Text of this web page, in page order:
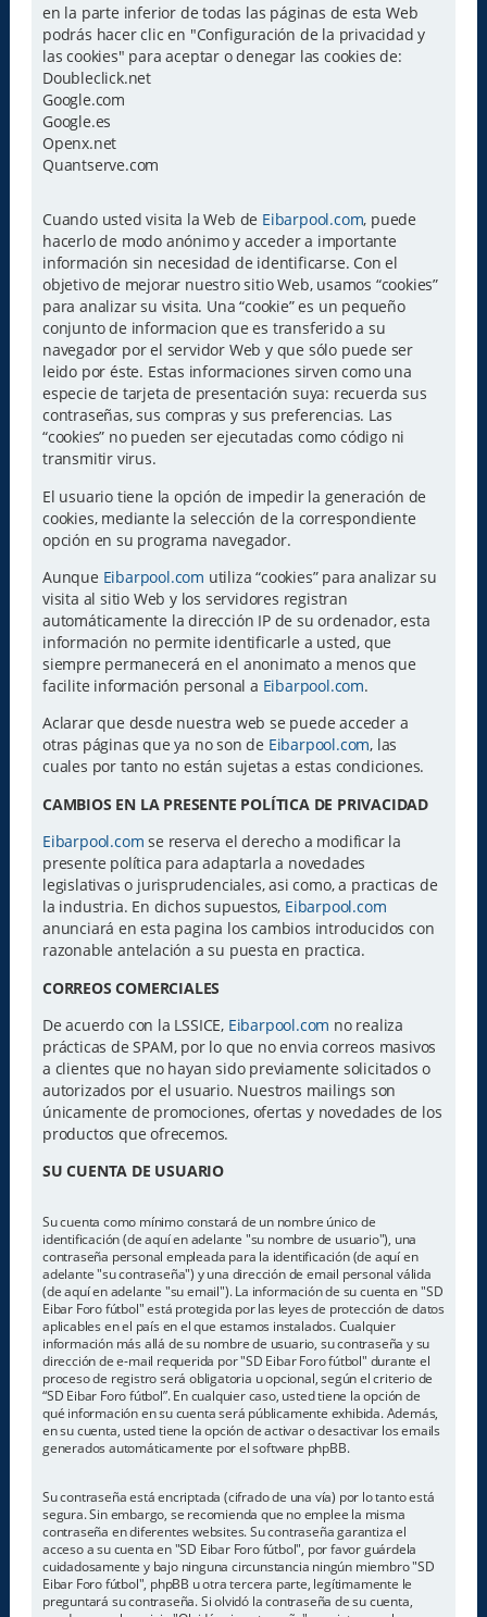
en la parte inferior de todas las páginas de esta Web
podrás hacer clic en "Configuración de la privacidad y
las cookies" para aceptar o denegar las cookies de:
Doubleclick.net
Google.com
Google.es
Openx.net
Quantserve.com
Cuando usted visita la Web de Eibarpool.com, puede
hacerlo de modo anónimo y acceder a importante
información sin necesidad de identificarse. Con el
objetivo de mejorar nuestro sitio Web, usamos “cookies”
para analizar su visita. Una “cookie” es un pequeño
conjunto de informacion que es transferido a su
navegador por el servidor Web y que sólo puede ser
leido por éste. Estas informaciones sirven como una
especie de tarjeta de presentación suya: recuerda sus
contraseñas, sus compras y sus preferencias. Las
“cookies” no pueden ser ejecutadas como código ni
transmitir virus.
El usuario tiene la opción de impedir la generación de
cookies, mediante la selección de la correspondiente
opción en su programa navegador.
Aunque Eibarpool.com utiliza “cookies” para analizar su
visita al sitio Web y los servidores registran
automáticamente la dirección IP de su ordenador, esta
información no permite identificarle a usted, que
siempre permanecerá en el anonimato a menos que
facilite información personal a Eibarpool.com.
Aclarar que desde nuestra web se puede acceder a
otras páginas que ya no son de Eibarpool.com, las
cuales por tanto no están sujetas a estas condiciones.
CAMBIOS EN LA PRESENTE POLÍTICA DE PRIVACIDAD
Eibarpool.com se reserva el derecho a modificar la
presente política para adaptarla a novedades
legislativas o jurisprudenciales, asi como, a practicas de
la industria. En dichos supuestos, Eibarpool.com
anunciará en esta pagina los cambios introducidos con
razonable antelación a su puesta en practica.
CORREOS COMERCIALES
De acuerdo con la LSSICE, Eibarpool.com no realiza
prácticas de SPAM, por lo que no envia correos masivos
a clientes que no hayan sido previamente solicitados o
autorizados por el usuario. Nuestros mailings son
únicamente de promociones, ofertas y novedades de los
productos que ofrecemos.
SU CUENTA DE USUARIO
Su cuenta como mínimo constará de un nombre único de
identificación (de aquí en adelante "su nombre de usuario"), una
contraseña personal empleada para la identificación (de aquí en
adelante "su contraseña") y una dirección de email personal válida
(de aquí en adelante "su email"). La información de su cuenta en "SD
Eibar Foro fútbol" está protegida por las leyes de protección de datos
aplicables en el país en el que estamos instalados. Cualquier
información más allá de su nombre de usuario, su contraseña y su
dirección de e-mail requerida por "SD Eibar Foro fútbol" durante el
proceso de registro será obligatoria u opcional, según el criterio de
“SD Eibar Foro fútbol”. En cualquier caso, usted tiene la opción de
qué información en su cuenta será públicamente exhibida. Además,
en su cuenta, usted tiene la opción de activar o desactivar los emails
generados automáticamente por el software phpBB.
Su contraseña está encriptada (cifrado de una vía) por lo tanto está
segura. Sin embargo, se recomienda que no emplee la misma
contraseña en diferentes websites. Su contraseña garantiza el
acceso a su cuenta en "SD Eibar Foro fútbol", por favor guárdela
cuidadosamente y bajo ninguna circunstancia ningún miembro "SD
Eibar Foro fútbol", phpBB u otra tercera parte, legítimamente le
preguntará su contraseña. Si olvidó la contraseña de su cuenta,